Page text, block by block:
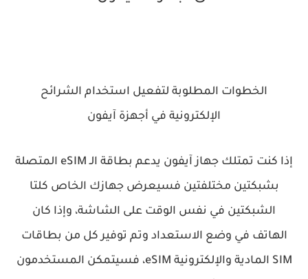
الخطوات المطلوبة لتفعيل استخدام الشرائح
الإلكترونية في أجهزة آيفون
إذا كنت تمتلك جهاز آيفون يدعم بطاقة الـ eSIM المتصلة
بشبكتين مختلفتين فسيعرض جهازك الخاص كلتا
الشبكتين في نفس الوقت على الشاشة، وإذا كان
الهاتف في وضع الاستعداد وتم توفير كل من بطاقات
SIM المادية والإلكترونية eSIM، فسيتمكن المستخدمون